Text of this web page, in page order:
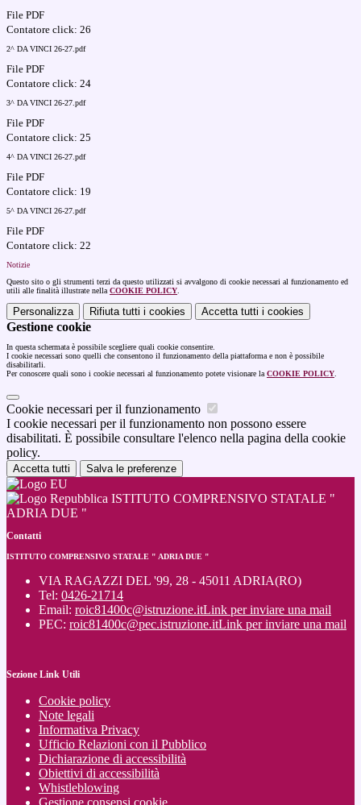
File PDF
Contatore click: 26
2^ DA VINCI 26-27.pdf
File PDF
Contatore click: 24
3^ DA VINCI 26-27.pdf
File PDF
Contatore click: 25
4^ DA VINCI 26-27.pdf
File PDF
Contatore click: 19
5^ DA VINCI 26-27.pdf
File PDF
Contatore click: 22
Notizie
Questo sito o gli strumenti terzi da questo utilizzati si avvalgono di cookie necessari al funzionamento ed
utili alle finalità illustrate nella COOKIE POLICY
Personalizza Rifiuta tutti i cookies Accetta tutti i cookies
Gestione cookie
In questa schermata è possibile scegliere quali cookie consentire.
I cookie necessari sono quelli che consentono il funzionamento della piattaforma e non è possibile
disabilitarli.
Per conoscere quali sono i cookie necessari al funzionamento potete visionare la COOKIE POLICY
Cookie necessari per il funzionamento
I cookie necessari per il funzionamento non possono essere
disabilitati. È possibile consultare l'elenco nella pagina della cookie
policy.
Accetta tutti Salva le preferenze
ISTITUTO COMPRENSIVO STATALE "
ADRIA DUE "
Contatti
ISTITUTO COMPRENSIVO STATALE " ADRIA DUE "
VIA RAGAZZI DEL '99, 28 - 45011 ADRIA(RO)
Tel: 0426-21714
Email: roic81400c@istruzione.itLink per inviare una mail
PEC: roic81400c@pec.istruzione.itLink per inviare una mail
Sezione Link Utili
Cookie policy
Note legali
Informativa Privacy
Ufficio Relazioni con il Pubblico
Dichiarazione di accessibilità
Obiettivi di accessibilità
Whistleblowing
Gestione consensi cookie